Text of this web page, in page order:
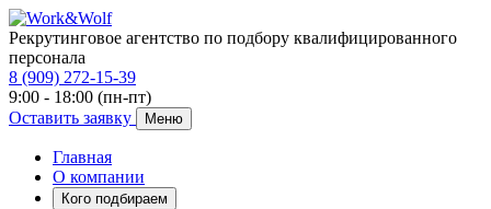
Рекрутинговое агентство по подбору квалифицированного
персонала
8 (909) 272-15-39
9:00 - 18:00 (пн-пт)
Оставить заявку
Меню
Главная
О компании
Кого подбираем